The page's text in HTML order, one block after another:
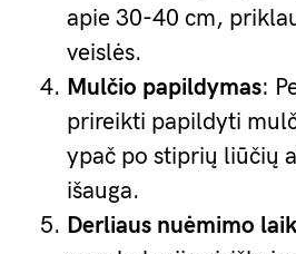
apie 30-40 cm,
veislės.
Mulčio papildymas:
prireikti papildyti
ypač po stiprių liūčių
išauga.
Derliaus nuėmimo